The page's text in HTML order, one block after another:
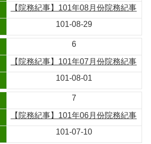
【院務紀事】101年08月份院務紀事
101-08-29
6
【院務紀事】101年07月份院務紀事
101-08-01
7
【院務紀事】101年06月份院務紀事
101-07-10